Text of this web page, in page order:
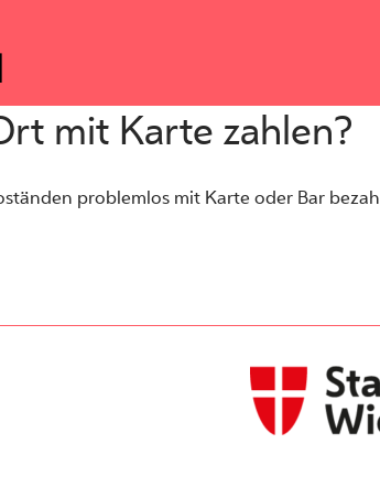
mit Karte zahlen?
problemlos mit Karte oder Bar